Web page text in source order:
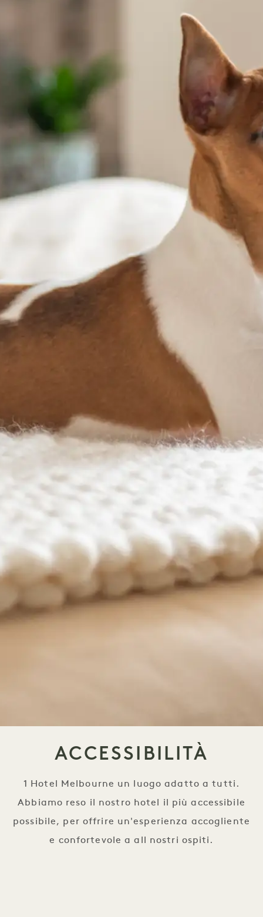
ACCESSIBILITÀ
1 Hotel Melbourne un luogo adatto a tutti.
Abbiamo reso il nostro hotel il più accessibile
possibile, per offrire un'esperienza accogliente
e confortevole a all nostri ospiti.